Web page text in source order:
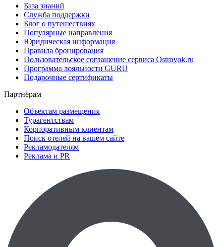
База знаний
Служба поддержки
Блог о путешествиях
Популярные направления
Юридическая информация
Правила бронирования
Пользовательское соглашение сервиса Ostrovok.ru
Программа лояльности GURU
Подарочные сертификаты
Партнёрам
Объектам размещения
Турагентствам
Корпоративным клиентам
Поиск отелей на вашем сайте
Рекламодателям
Реклама и PR